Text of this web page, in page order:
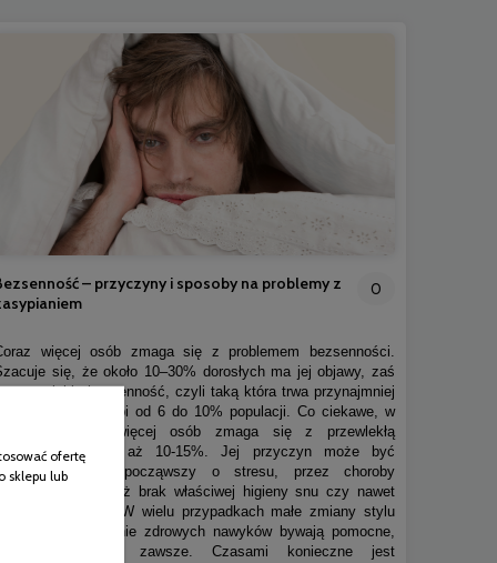
– przyczyny i sposoby na problemy z
0
więcej osób zmaga się z problemem bezsenności.
się, że około 10–30% dorosłych ma jej objawy, zaś
przewlekłą bezsenność, czyli taką która trwa przynajmniej
kilka miesięcy cierpi od 6 do 10% populacji. Co ciekawe, w
Polsce jeszcze więcej osób zmaga się z przewlekłą
bo aż 10-15%. Jej przyczyn może być
sporo, począwszy o stresu, przez choroby
somatyczne czy też brak właściwej higieny snu czy nawet
niewłaściwą dietę. W wielu przypadkach małe zmiany stylu
życia i wprowadzenie zdrowych nawyków bywają pomocne,
ale niestety nie zawsze. Czasami konieczne jest
ofertę
sklepu lub